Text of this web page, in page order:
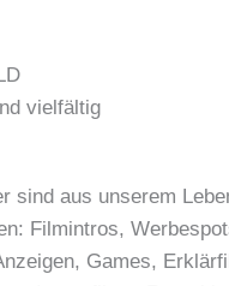
vielfältig
sind aus unserem
Filmintros,
Games,